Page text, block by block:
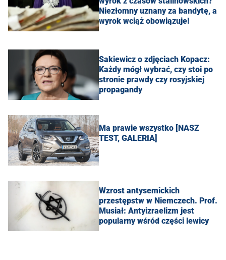
Niezłomny uznany za bandytę, a
wyrok wciąż obowiązuje!
Sakiewicz o zdjęciach Kopacz:
Każdy mógł wybrać, czy stoi po
stronie prawdy czy rosyjskiej
propagandy
Ma prawie wszystko [NASZ
TEST, GALERIA]
Wzrost antysemickich
przestępstw w Niemczech. Prof.
Musiał: Antyizraelizm jest
popularny wśród części lewicy